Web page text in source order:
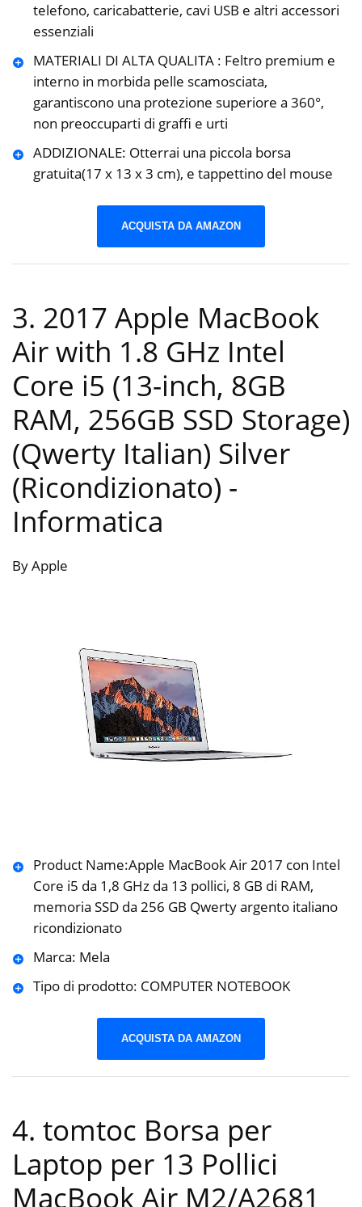
telefono, caricabatterie, cavi USB e altri accessori
essenziali
MATERIALI DI ALTA QUALITA : Feltro premium e
interno in morbida pelle scamosciata,
garantiscono una protezione superiore a 360°,
non preoccuparti di graffi e urti
ADDIZIONALE: Otterrai una piccola borsa
gratuita(17 x 13 x 3 cm), e tappettino del mouse
ACQUISTA DA AMAZON
3. 2017 Apple MacBook
Air with 1.8 GHz Intel
Core i5 (13-inch, 8GB
RAM, 256GB SSD Storage)
(Qwerty Italian) Silver
(Ricondizionato) -
Informatica
By Apple
Product Name:Apple MacBook Air 2017 con Intel
Core i5 da 1,8 GHz da 13 pollici, 8 GB di RAM,
memoria SSD da 256 GB Qwerty argento italiano
ricondizionato
Marca: Mela
Tipo di prodotto: COMPUTER NOTEBOOK
ACQUISTA DA AMAZON
4. tomtoc Borsa per
Laptop per 13 Pollici
MacBook Air M2/A2681